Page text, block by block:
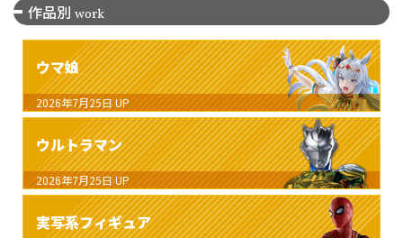
作品別 work
ウマ娘
2026年7月25日 UP
ウルトラマン
2026年7月25日 UP
実写系フィギュア